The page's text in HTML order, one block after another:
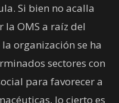
Si bien no acalla
la OMS a raíz del
organización se ha
sectores con
para favorecer a
lo cierto es